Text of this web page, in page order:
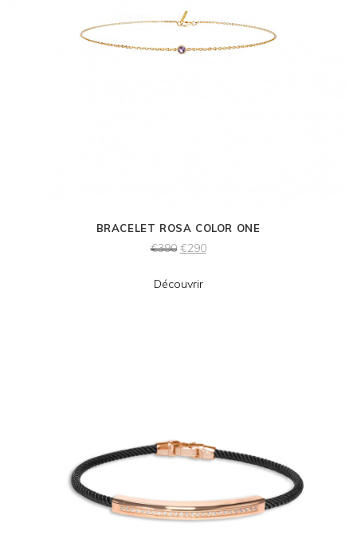
BRACELET ROSA COLOR ONE
€390 €290
Découvrir